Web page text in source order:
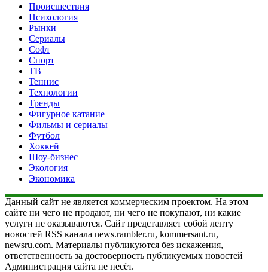
Происшествия
Психология
Рынки
Сериалы
Софт
Спорт
ТВ
Теннис
Технологии
Тренды
Фигурное катание
Фильмы и сериалы
Футбол
Хоккей
Шоу-бизнес
Экология
Экономика
Данный сайт не является коммерческим проектом. На этом
сайте ни чего не продают, ни чего не покупают, ни какие
услуги не оказываются. Сайт представляет собой ленту
новостей RSS канала news.rambler.ru, kommersant.ru,
newsru.com. Материалы публикуются без искажения,
ответственность за достоверность публикуемых новостей
Администрация сайта не несёт.